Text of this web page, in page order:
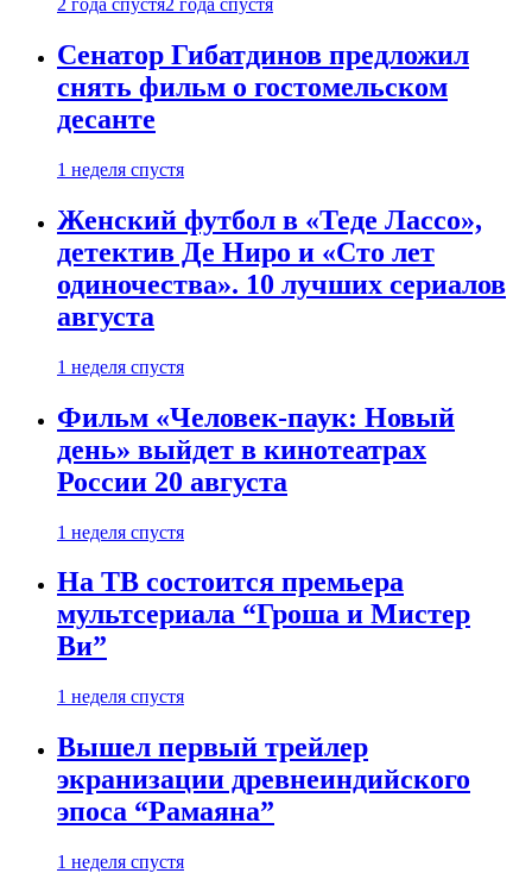
2 года спустя2 года спустя
Сенатор Гибатдинов предложил
снять фильм о гостомельском
десанте
1 неделя спустя
Женский футбол в «Теде Лассо»,
детектив Де Ниро и «Сто лет
одиночества». 10 лучших сериалов
августа
1 неделя спустя
Фильм «Человек-паук: Новый
день» выйдет в кинотеатрах
России 20 августа
1 неделя спустя
На ТВ состоится премьера
мультсериала “Гроша и Мистер
Ви”
1 неделя спустя
Вышел первый трейлер
экранизации древнеиндийского
эпоса “Рамаяна”
1 неделя спустя